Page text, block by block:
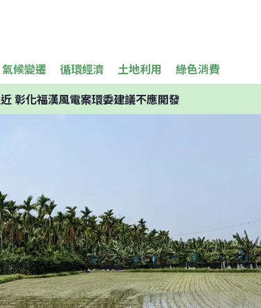
氣候變遷 循環經濟 土地利用 綠色消費
彰化福漢風電案環委建議不應開發